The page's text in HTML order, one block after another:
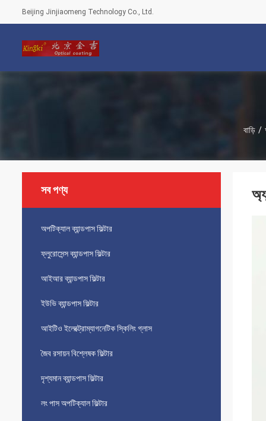
Beijing Jinjiaomeng Technology Co., Ltd.
বাড়ি /
সব পণ্য
অপটিক্যাল ব্যান্ডপাস ফিল্টার
ফ্লুরোসেন্স ব্যান্ডপাস ফিল্টার
আইআর ব্যান্ডপাস ফিল্টার
ইউভি ব্যান্ডপাস ফিল্টার
আইটিও ইলেক্ট্রোম্যাগনেটিক স্কিলিং গ্লাস
জৈব রসায়ন বিশ্লেষক ফিল্টার
দৃশ্যমান ব্যান্ডপাস ফিল্টার
লং পাস অপটিক্যাল ফিল্টার